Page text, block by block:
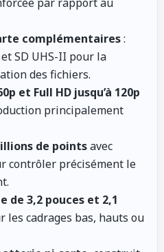
complémentaires:
SD UHS-II pour la
des fichiers.
et Full HD jusqu’à 120p
principalement
de pointsavec
contrôler précisément le
de 3,2 pouces et 2,1
les cadrages bas, hauts ou